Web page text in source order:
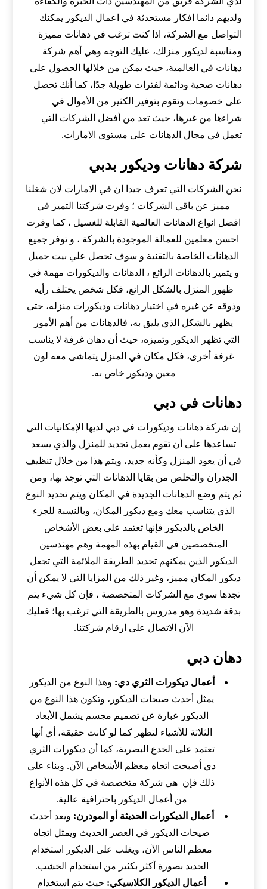
ولديهم دائما افكار مستحدثة في اعمال الديكور يمكنك
التواصل مع الشركة، اذا كنت ترغب في دهانات مميزة
ومناسبة لديكور منزلك، عليك التوجه وهي أهم شركة
دهانات في العالمية، حيث يمكن من خلالها الحصول على
دهانات صحية ودائمة لفترات طويلة جدًا، كما أنك تحصل
على خصومات وتقوم بتوفير الكثير من الأموال في
شراءها من غيرها، حيث تعد من أفضل الشركات التي
تعمل في مجال الدهانات على مستوى الامارات.
شركة دهانات وديكور بدبي
نحن الشركات التي تعرف جيدا ان في الامارات لان شغلنا
مميز عن باقي الشركات ؛ وفرت شركتنا التميز في
افضل انواع الدهانات العالمية القابلة للغسيل ، كما وفرت
احسن معلمين للعمالة الموجودة بالشركة ، و توفر جميع
الدهانات الخاصة بالتقنية و سوف تحصل علي بيت جميل
و يتميز بالدهانات الرائع ، الدهانات والديكورات مهمة في
ظهور المنزل بالشكل الرائع، فكل شخص يختلف رأيه
وذوقه عن غيره في اختيار دهانات وديكورات منزله، حتى
يظهر بالشكل الذي يليق به، فالدهانات من أهم الأمور
التي تظهر الديكور وتميزه، حيث أن دهان غرفة لا يناسب
غرفة أخرى، فكل مكان في المنزل يتماشى معه لون
معين وديكور خاص به.
دهانات في دبي
إن شركة دهانات وديكورات في دبي لديها الإمكانيات التي
تساعدها على أن تقوم بعمل تجديد للمنزل والذي يسعد
في أن يعود المنزل وكأنه جديد، ويتم هذا من خلال تنظيف
الجدران والتخلص من بقايا الدهانات التي توجد بها، ومن
ثم يتم وضع الدهانات الجديدة في المكان ويتم تحديد النوع
الذي يتناسب معك ومع ديكور المكان، وبالنسبة للجزء
الخاص بالديكور فإنها تعتمد على بعض الأشخاص
المتخصصين في القيام بهذه المهمة وهم مهندسين
الديكور الذين يمكنهم تحديد الطريقة الملائمة التي تجعل
ديكور المكان مميز، وغير ذلك من المزايا التي لا يمكن أن
تجدها سوى مع الشركات المتخصصة ، فإن كل شيء يتم
بدقة شديدة وهو مدروس بالطريقة التي ترغب بها؛ فعليك
الآن الاتصال على ارقام شركتنا.
دهان دبي
أعمال ديكورات الثري دي: وهذا النوع من الديكور
يمثل أحدث صيحات الديكور، وتكون هذا النوع من
الديكور عبارة عن تصميم مجسم يشمل الأبعاد
الثلاثة للأشياء لتظهر كما لو كانت حقيقة، أي أنها
تعتمد على الخدع البصرية، كما أن ديكورات الثري
دي أصبحت اتجاه معظم الأشخاص الآن. وبناء على
ذلك فإن هي شركة متخصصة في كل هذه الأنواع
من أعمال الديكور باحترافية عالية.
أعمال الديكورات الحديثة أو المودرن: ويعد أحدث
صيحات الديكور في العصر الحديث ويمثل اتجاه
معظم الناس الآن، ويغلب على الديكور استخدام
الحديد بصورة أكثر بكثير من استخدام الخشب.
أعمال الديكور الكلاسيكي: حيث يتم استخدام